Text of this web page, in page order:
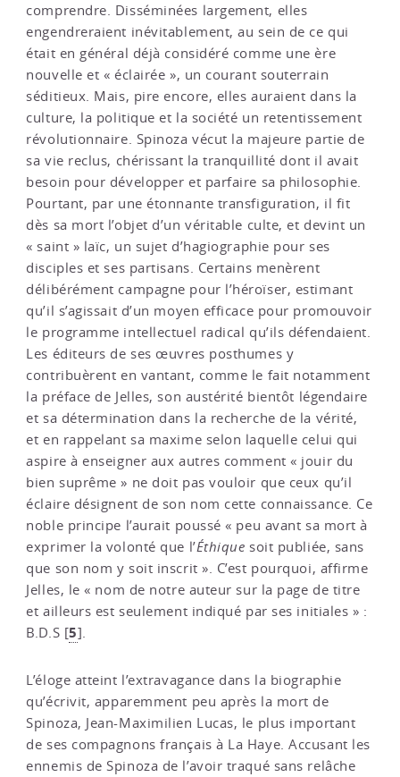
comprendre. Disséminées largement, elles
engendreraient inévitablement, au sein de ce qui
était en général déjà considéré comme une ère
nouvelle et « éclairée », un courant souterrain
séditieux. Mais, pire encore, elles auraient dans la
culture, la politique et la société un retentissement
révolutionnaire. Spinoza vécut la majeure partie de
sa vie reclus, chérissant la tranquillité dont il avait
besoin pour développer et parfaire sa philosophie.
Pourtant, par une étonnante transfiguration, il fit
dès sa mort l’objet d’un véritable culte, et devint un
« saint » laïc, un sujet d’hagiographie pour ses
disciples et ses partisans. Certains menèrent
délibérément campagne pour l’héroïser, estimant
qu’il s’agissait d’un moyen efficace pour promouvoir
le programme intellectuel radical qu’ils défendaient.
Les éditeurs de ses œuvres posthumes y
contribuèrent en vantant, comme le fait notamment
la préface de Jelles, son austérité bientôt légendaire
et sa détermination dans la recherche de la vérité,
et en rappelant sa maxime selon laquelle celui qui
aspire à enseigner aux autres comment « jouir du
bien suprême » ne doit pas vouloir que ceux qu’il
éclaire désignent de son nom cette connaissance. Ce
noble principe l’aurait poussé « peu avant sa mort à
exprimer la volonté que l’Éthique soit publiée, sans
que son nom y soit inscrit ». C’est pourquoi, affirme
Jelles, le « nom de notre auteur sur la page de titre
et ailleurs est seulement indiqué par ses initiales » :
B.D.S [5]
L’éloge atteint l’extravagance dans la biographie
qu’écrivit, apparemment peu après la mort de
Spinoza, Jean-Maximilien Lucas, le plus important
de ses compagnons français à La Haye. Accusant les
ennemis de Spinoza de l’avoir traqué sans relâche